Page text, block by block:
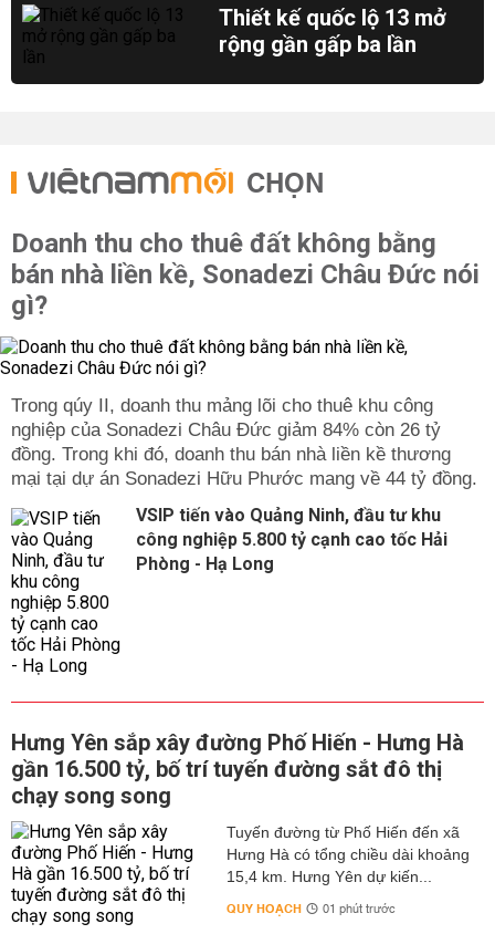
Thiết kế quốc lộ 13 mở
rộng gần gấp ba lần
CHỌN
Doanh thu cho thuê đất không bằng
bán nhà liền kề, Sonadezi Châu Đức nói
gì?
Trong qúy II, doanh thu mảng lõi cho thuê khu công
nghiệp của Sonadezi Châu Đức giảm 84% còn 26 tỷ
đồng. Trong khi đó, doanh thu bán nhà liền kề thương
mại tại dự án Sonadezi Hữu Phước mang về 44 tỷ đồng.
VSIP tiến vào Quảng Ninh, đầu tư khu
công nghiệp 5.800 tỷ cạnh cao tốc Hải
Phòng - Hạ Long
Hưng Yên sắp xây đường Phố Hiến - Hưng Hà
gần 16.500 tỷ, bố trí tuyến đường sắt đô thị
chạy song song
Tuyến đường từ Phố Hiến đến xã
Hưng Hà có tổng chiều dài khoảng
15,4 km. Hưng Yên dự kiến...
QUY HOẠCH 01 phút trước